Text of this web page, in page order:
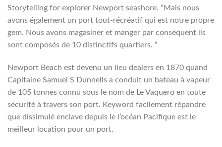
Storytelling for explorer Newport seashore. “Mais nous
avons également un port tout-récréatif qui est notre propre
gem. Nous avons magasiner et manger par conséquent ils
sont composés de 10 distinctifs quartiers. “
Newport Beach est devenu un lieu dealers en 1870 quand
Capitaine Samuel S Dunnells a conduit un bateau à vapeur
de 105 tonnes connu sous le nom de Le Vaquero en toute
sécurité à travers son port. Keyword facilement répandre
que dissimulé enclave depuis le l’océan Pacifique est le
meilleur location pour un port.